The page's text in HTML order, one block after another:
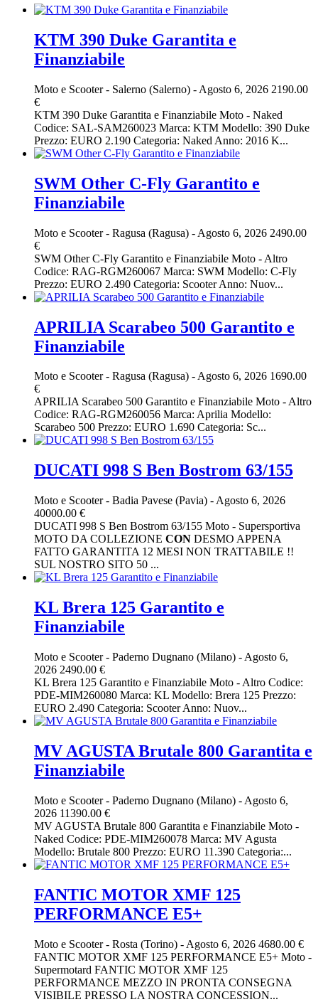
KTM 390 Duke Garantita e
Finanziabile
Moto e Scooter- Salerno (Salerno) - Agosto 6, 2026 2190.00
€
KTM 390 Duke Garantita e Finanziabile Moto - Naked
Codice: SAL-SAM260023 Marca: KTM Modello: 390 Duke
Prezzo: EURO 2.190 Categoria: Naked Anno: 2016 K...
SWM Other C-Fly Garantito e
Finanziabile
Moto e Scooter- Ragusa (Ragusa) - Agosto 6, 2026 2490.00
€
SWM Other C-Fly Garantito e Finanziabile Moto - Altro
Codice: RAG-RGM260067 Marca: SWM Modello: C-Fly
Prezzo: EURO 2.490 Categoria: Scooter Anno: Nuov...
APRILIA Scarabeo 500 Garantito e
Finanziabile
Moto e Scooter- Ragusa (Ragusa) -Agosto 6, 2026 1690.00
€
APRILIA Scarabeo 500 Garantito e Finanziabile Moto - Altro
Codice: RAG-RGM260056 Marca: Aprilia Modello:
Scarabeo 500 Prezzo: EURO 1.690 Categoria: Sc...
DUCATI 998 S Ben Bostrom 63/155
Moto e Scooter- Badia Pavese (Pavia) - Agosto 6, 2026
40000.00 €
DUCATI 998 S Ben Bostrom 63/155 Moto - Supersportiva
MOTO DA COLLEZIONE CON DESMO APPENA
FATTO GARANTITA 12 MESI NON TRATTABILE !!
SUL NOSTRO SITO 50 ...
KL Brera 125 Garantito e
Finanziabile
Moto e Scooter- Paderno Dugnano (Milano) - Agosto 6,
2026 2490.00 €
KL Brera 125 Garantito e Finanziabile Moto - Altro Codice:
PDE-MIM260080 Marca: KL Modello: Brera 125 Prezzo:
EURO 2.490 Categoria: Scooter Anno: Nuov...
MV AGUSTA Brutale 800 Garantita e
Finanziabile
Moto e Scooter- Paderno Dugnano (Milano) - Agosto 6,
2026 11390.00 €
MV AGUSTA Brutale 800 Garantita e Finanziabile Moto -
Naked Codice: PDE-MIM260078 Marca: MV Agusta
Modello: Brutale 800 Prezzo: EURO 11.390 Categoria:...
FANTIC MOTOR XMF 125
PERFORMANCE E5+
Moto e Scooter- Rosta (Torino) - Agosto 6, 2026 4680.00 €
FANTIC MOTOR XMF 125 PERFORMANCE E5+ Moto -
Supermotard FANTIC MOTOR XMF 125
PERFORMANCE MEZZO IN PRONTA CONSEGNA
VISIBILE PRESSO LA NOSTRA CONCESSION...